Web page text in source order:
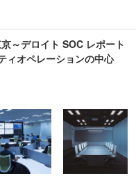
～デロイト SOC レポート
ィオペレーションの中心